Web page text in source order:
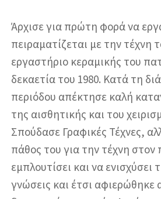
Άρχισε για πρώτη φορά να
πειραματίζεται με την τέχνη
εργαστήριο κεραμικής του
δεκαετία του 1980. Κατά τη
περιόδου απέκτησε καλή
της αισθητικής και του
Σπούδασε Γραφικές Τέχνες,
πάθος του για την τέχνη
εμπλουτίσει και να ενισχύσει
γνώσεις και έτσι αφιερώθηκε